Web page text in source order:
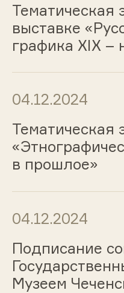
Тематическая
выставке
графика ХIХ –
04.12.2024
Тематическая
в прошлое»
04.12.2024
Подписание
Музеем